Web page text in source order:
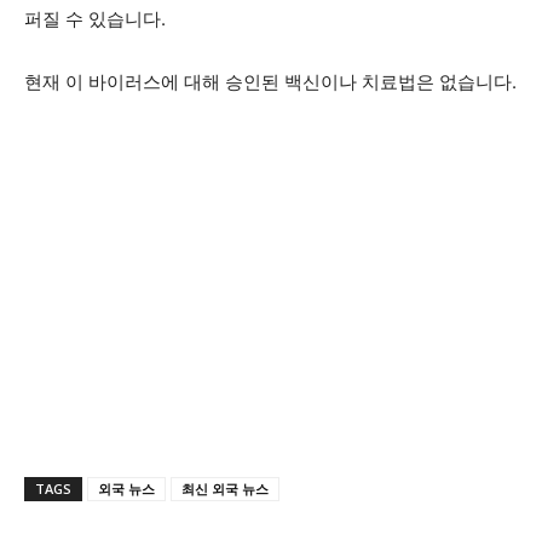
퍼질 수 있습니다.
현재 이 바이러스에 대해 승인된 백신이나 치료법은 없습니다.
TAGS 외국 뉴스 최신 외국 뉴스